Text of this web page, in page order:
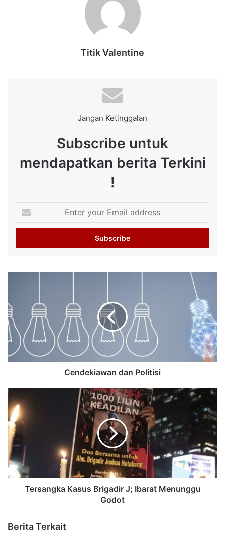
Titik Valentine
Jangan Ketinggalan
Subscribe untuk
mendapatkan berita Terkini
!
your
Email
Cendekiawan dan Politisi
Tersangka Kasus Brigadir J; Ibarat Menunggu
Godot
Berita Terkait